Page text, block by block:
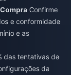
Confirme
e conformidade
e as
das tentativas de
da